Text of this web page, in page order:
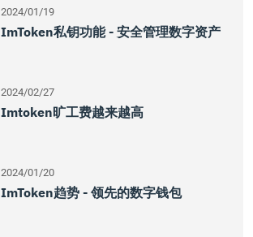
2024/01/19
ImToken私钥功能 - 安全管理数字资产
2024/02/27
Imtoken旷工费越来越高
2024/01/20
ImToken趋势 - 领先的数字钱包